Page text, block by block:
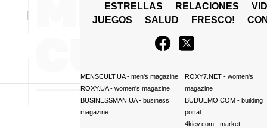
ESTRELLAS RELACIONES
JUEGOS
SALUD FRESCO!
MENSCULT.UA- men's magazine
ROXY.UA- women's magazine
BUSINESSMAN.UA- business
magazine
ROXY7.NET- women's
magazine
BUDUEMO.COM- building
portal
4kiev.com- market